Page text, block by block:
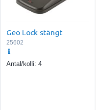
Geo Lock stängt
25602
Antal/kolli: 4